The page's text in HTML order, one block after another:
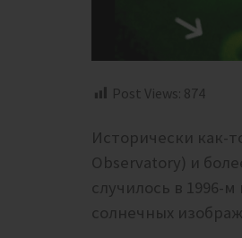
Post Views: 874
Исторически как-
Observatory) и
случилось в 1996-
солнечных